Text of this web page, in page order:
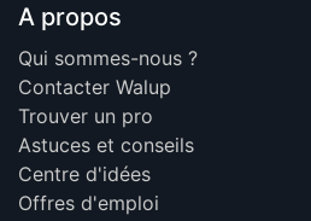
A propos
Qui sommes-nous ?
Contacter Walup
Trouver un pro
Astuces et conseils
Centre d'idées
Offres d'emploi